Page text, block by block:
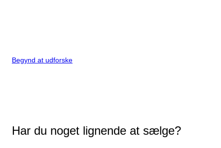
Begynd at udforske
Har du noget lignende at sælge?